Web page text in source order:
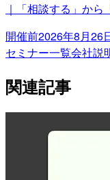
｜「相談する」か
開催前2026年8月26
セミナー一覧会社説
関連記事